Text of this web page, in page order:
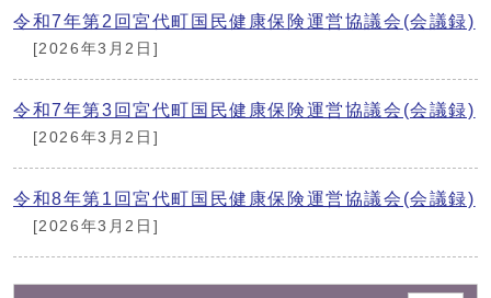
令和7年第2回宮代町国民健康保険運営協議会(会議録)
[2026年3月2日]
令和7年第3回宮代町国民健康保険運営協議会(会議録)
[2026年3月2日]
令和8年第1回宮代町国民健康保険運営協議会(会議録)
[2026年3月2日]